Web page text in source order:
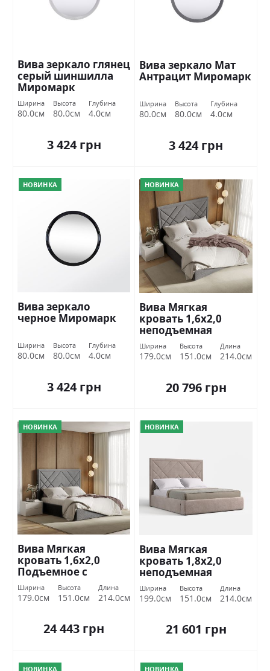
Вива зеркало глянец
серый шиншилла
Миромарк
Ширина
80.0см
Высота
80.0см
Глубина
4.0см
3 424 грн
Вива зеркало Мат
Антрацит Миромарк
Ширина
80.0см
Высота
80.0см
Глубина
4.0см
3 424 грн
НОВИНКА
Вива зеркало
черное Миромарк
Ширина
80.0см
Высота
80.0см
Глубина
4.0см
3 424 грн
НОВИНКА
Вива Мягкая
кровать 1,6х2,0
неподъемная
Миромарк
Ширина
179.0см
Высота
151.0см
Длина
214.0см
20 796 грн
НОВИНКА
Вива Мягкая
кровать 1,6х2,0
Подъемное с
каркасом Міромарк
Ширина
179.0см
Высота
151.0см
Длина
214.0см
24 443 грн
НОВИНКА
Вива Мягкая
кровать 1,8х2,0
неподъемная
Миромарк
Ширина
199.0см
Высота
151.0см
Длина
214.0см
21 601 грн
НОВИНКА НОВИНКА